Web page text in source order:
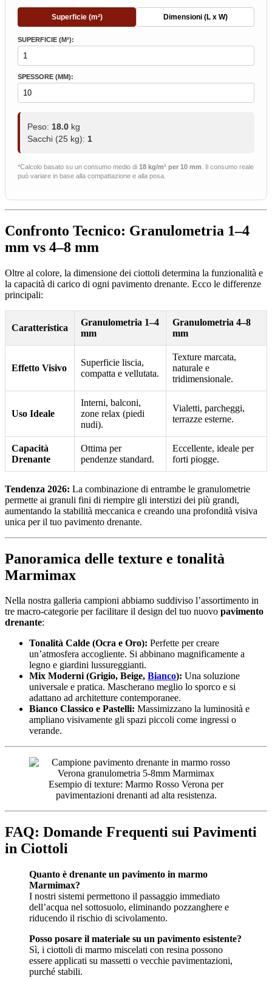
Superficie (m²) Dimensioni (L x W)
SUPERFICIE (M²):
SPESSORE (MM):
Peso: 18.0 kg
Sacchi (25 kg): 1
*Calcolo basato su un consumo medio di 18 kg/m² per 10 mm . Il consumo reale
può variare in base alla compattazione e alla posa.
Confronto Tecnico: Granulometria 1–4
mm vs 4–8 mm
Oltre al colore, la dimensione dei ciottoli determina la funzionalità e
la capacità di carico di ogni pavimento drenante. Ecco le differenze
principali:
Caratteristica
Granulometria 1–4
mm
Granulometria 4–8
mm
Effetto Visivo
Superficie liscia,
compatta e vellutata.
Texture marcata,
naturale e
tridimensionale.
Uso Ideale
Interni, balconi,
zone relax (piedi
nudi).
Vialetti, parcheggi,
terrazze esterne.
Capacità
Drenante
Ottima per
pendenze standard.
Eccellente, ideale per
forti piogge.
Tendenza 2026: La combinazione di entrambe le granulometrie
permette ai granuli fini di riempire gli interstizi dei più grandi,
aumentando la stabilità meccanica e creando una profondità visiva
unica per il tuo pavimento drenante.
Panoramica delle texture e tonalità
Marmimax
Nella nostra galleria campioni abbiamo suddiviso l’assortimento in
tre macro-categorie per facilitare il design del tuo nuovo pavimento
drenante:
Tonalità Calde (Ocra e Oro): Perfette per creare
un’atmosfera accogliente. Si abbinano magnificamente a
legno e giardini lussureggianti.
Mix Moderni (Grigio, Beige, Bianco): Una soluzione
universale e pratica. Mascherano meglio lo sporco e si
adattano ad architetture contemporanee.
Bianco Classico e Pastelli: Massimizzano la luminosità e
ampliano visivamente gli spazi piccoli come ingressi o
verande.
Esempio di texture: Marmo Rosso Verona per
pavimentazioni drenanti ad alta resistenza.
FAQ: Domande Frequenti sui Pavimenti
in Ciottoli
Quanto è drenante un pavimento in marmo
Marmimax?
I nostri sistemi permettono il passaggio immediato
dell’acqua nel sottosuolo, eliminando pozzanghere e
riducendo il rischio di scivolamento.
Posso posare il materiale su un pavimento esistente?
Sì, i ciottoli di marmo miscelati con resina possono
essere applicati su massetti o vecchie pavimentazioni,
purché stabili.